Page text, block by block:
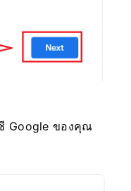
Google ของคุณ